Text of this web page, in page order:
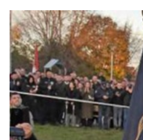
Politika
Zanimljivosti